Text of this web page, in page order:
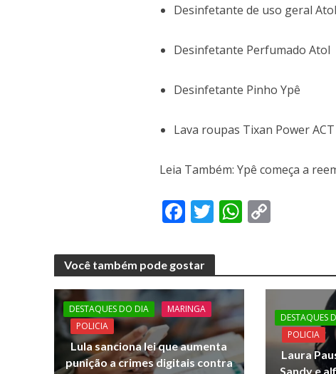
Desinfetante de uso geral Atol
Desinfetante Perfumado Atol
Desinfetante Pinho Ypê
Lava roupas Tixan Power ACT
Leia Também: Ypê começa a
F
e
b
o
o
k
T
itt
er
W
s
A
p
p
y
Li
n
k
Você também pode gostar
DESTAQUES DO DIA
MARINGA
POLICIA
Lula sanciona lei que aumenta
punição a crimes digitais contra
DESTAQUES
POLICIA
Laura
Sandy e